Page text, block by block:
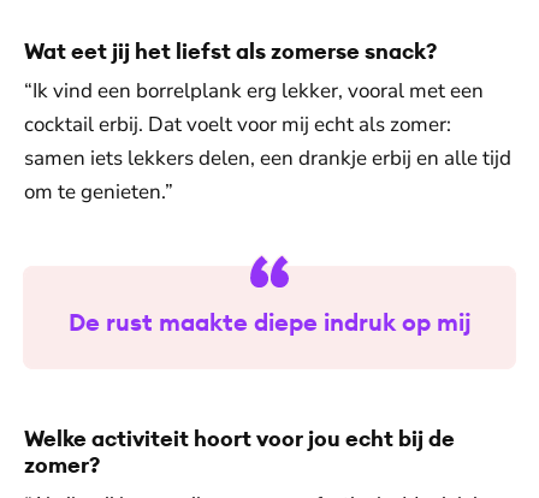
Wat eet jij het liefst als zomerse snack?
“Ik vind een borrelplank erg lekker, vooral met een
cocktail erbij. Dat voelt voor mij echt als zomer:
samen iets lekkers delen, een drankje erbij en alle tijd
om te genieten.”
De rust maakte diepe indruk op mij
Welke activiteit hoort voor jou echt bij de
zomer?